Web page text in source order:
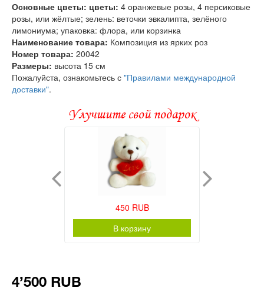
Основные цветы: цветы: 4 оранжевые розы, 4 персиковые
розы, или жёлтые; зелень: веточки эвкалипта, зелёного
лимониума; упаковка: флора, или корзинка
Наименование товара: Композиция из ярких роз
Номер товара: 20042
Размеры: высота 15 см
Пожалуйста, ознакомьтесь с "Правилами международной
доставки".
Улучшите свой подарок
450 RUB
В корзину
4’500 RUB